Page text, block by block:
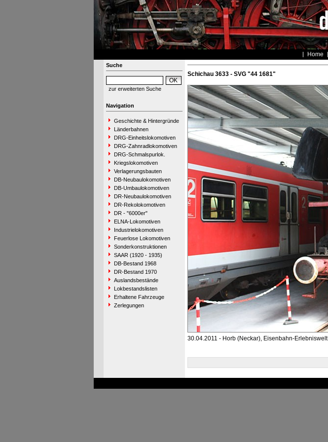
Home
Suche
zur erweiterten Suche
Navigation
Geschichte & Hintergründe
Länderbahnen
DRG-Einheitslokomotiven
DRG-Zahnradlokomotiven
DRG-Schmalspurlok.
Kriegslokomotiven
Verlagerungsbauten
DB-Neubaulokomotiven
DB-Umbaulokomotiven
DR-Neubaulokomotiven
DR-Rekolokomotiven
DR - "6000er"
ELNA-Lokomotiven
Industrielokomotiven
Feuerlose Lokomotiven
Sonderkonstruktionen
SAAR (1920 - 1935)
DB-Bestand 1968
DR-Bestand 1970
Auslandsbestände
Lokbestandslisten
Erhaltene Fahrzeuge
Zerlegungen
Schichau 3633 - SVG "44 1681"
30.04.2011 - Horb (Neckar), Eisenbahn-Erlebniswelt